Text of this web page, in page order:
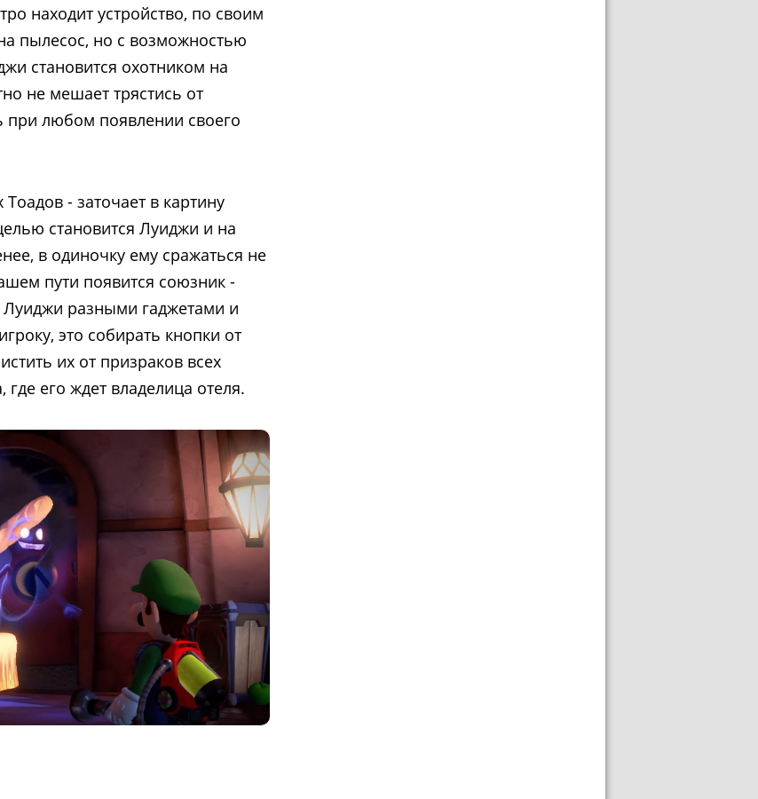
находит устройство, по своим
пылесос, но с возможностью
становится охотником на
не мешает трястись от
любом появлении своего
- заточает в картину
становится Луиджи и на
в одиночку ему сражаться не
пути появится союзник -
разными гаджетами и
это собирать кнопки от
их от призраков всех
где его ждет владелица отеля.